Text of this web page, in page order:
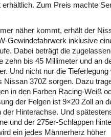
Zum Preis machte
näher kommt, erhält der
Gewindefahrwerk inklusive
Dabei beträgt die
zehn bis 45 Millimeter und an
Und nicht nur die Tieferlegung
Nissan 370Z sorgen. Dazu
in den Farben Racing-Weiß
der Felgen ist 9×20 Zoll an
der Hinterachse. Und
und der 275er-Schlappen
ein jedes Männerherz höher